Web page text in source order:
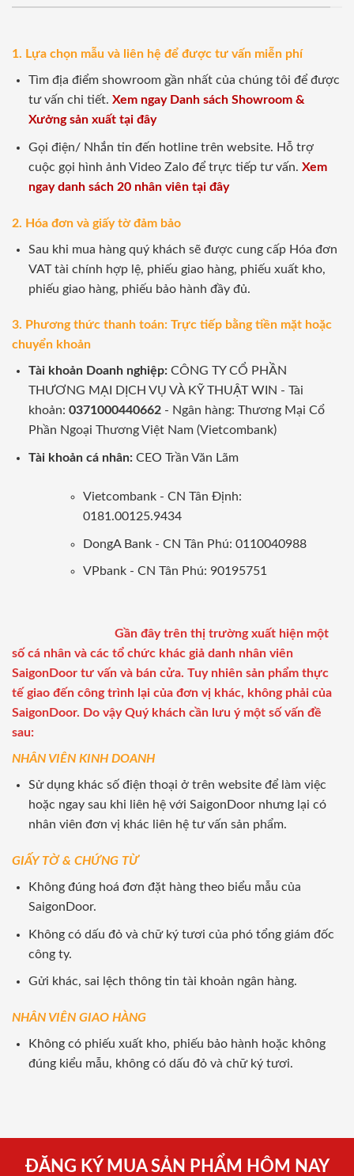
1. Lựa chọn mẫu và liên hệ để được tư vấn miễn phí
Tìm địa điểm showroom gần nhất của chúng tôi để được
tư vấn chi tiết. Xem ngay Danh sách Showroom &
Xưởng sản xuất tại đây
Gọi điện/ Nhắn tin đến hotline trên website. Hỗ trợ
cuộc gọi hình ảnh Video Zalo để trực tiếp tư vấn. Xem
ngay danh sách 20 nhân viên tại đây
2. Hóa đơn và giấy tờ đảm bảo
Sau khi mua hàng quý khách sẽ được cung cấp Hóa đơn
VAT tài chính hợp lệ, phiếu giao hàng, phiếu xuất kho,
phiếu giao hàng, phiếu bảo hành đầy đủ.
3. Phương thức thanh toán: Trực tiếp bằng tiền mặt hoặc
chuyển khoản
Tài khoản Doanh nghiệp:CÔNG TY CỔ PHẦN
THƯƠNG MẠI DỊCH VỤ VÀ KỸ THUẬT WIN - Tài
khoản: 0371000440662- Ngân hàng: Thương Mại Cổ
Phần Ngoại Thương Việt Nam (Vietcombank)
Tài khoản cá nhân: CEO Trần Văn Lãm
Vietcombank - CN Tân Định:
0181.00125.9434
DongA Bank - CN Tân Phú: 0110040988
VPbank - CN Tân Phú: 90195751
Gần đây trên thị trường xuất hiện một
số cá nhân và các tổ chức khác giả danh nhân viên
SaigonDoor tư vấn và bán cửa. Tuy nhiên sản phẩm thực
tế giao đến công trình lại của đơn vị khác, không phải của
SaigonDoor. Do vậy Quý khách cần lưu ý một số vấn đề
sau:
NHÂN VIÊN KINH DOANH
Sử dụng khác số điện thoại ở trên website để làm việc
hoặc ngay sau khi liên hệ với SaigonDoor nhưng lại có
nhân viên đơn vị khác liên hệ tư vấn sản phẩm.
GIẤY TỜ & CHỨNG TỪ
Không đúng hoá đơn đặt hàng theo biểu mẫu của
SaigonDoor.
Không có dấu đỏ và chữ ký tươi của phó tổng giám đốc
công ty.
Gửi khác, sai lệch thông tin tài khoản ngân hàng.
NHÂN VIÊN GIAO HÀNG
Không có phiếu xuất kho, phiếu bảo hành hoặc không
đúng kiểu mẫu, không có dấu đỏ và chữ ký tươi.
ĐĂNG KÝ MUA SẢN PHẨM HÔM NAY